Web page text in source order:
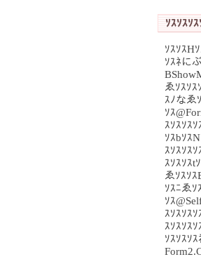
ｿｽｿｽｿ
ｿｽｿｽH
ｿｽﾈに
ゑｿｽｿｽ
ｽﾉなゑ
ｿｽ
ｽｿｽｿｽ
ｿｽbｿｽ
ｽｿｽｿｽ
ｽｿｽｿｽt
ゑｿｽｿｽ
ｿｽﾆゑｿ
ｿｽ
ｽｿｽｿｽ
ｽｿｽｿｽ
ｿｽｿｽｿ